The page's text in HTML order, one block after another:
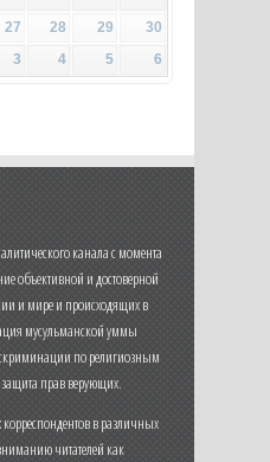
27 28 29
30
3 4 5 6
канала с момента
объективной и достоверной
и мире и происходящих в
мусульманской уммы
по религиозным
прав верующих.
в различных
читателей как